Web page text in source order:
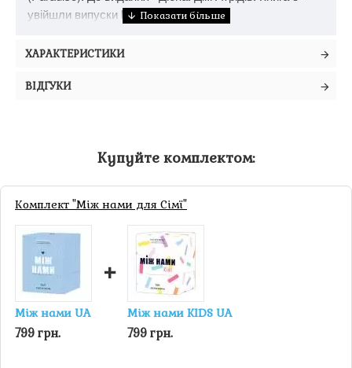
увійшли випуски №9 –12.
ХАРАКТЕРИСТИКИ
ВІДГУКИ
Купуйте комплектом:
Комплект "Між нами для Сімї"
Між нами UA
799 грн.
+
Між нами KIDS UA
799 грн.